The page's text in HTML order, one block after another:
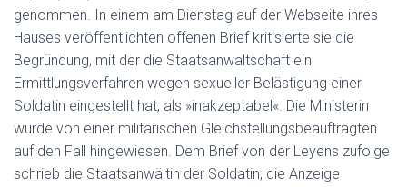
genommen. In einem am Dienstag auf der Webseite ihres
Hauses veröffentlichten offenen Brief kritisierte sie die
Begründung, mit der die Staatsanwaltschaft ein
Ermittlungsverfahren wegen sexueller Belästigung einer
Soldatin eingestellt hat, als »inakzeptabel«. Die Ministerin
wurde von einer militärischen Gleichstellungsbeauftragten
auf den Fall hingewiesen. Dem Brief von der Leyens zufolge
schrieb die Staatsanwältin der Soldatin, die Anzeige